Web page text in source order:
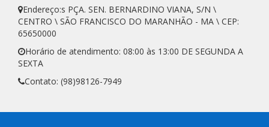
Endereço:s PÇA. SEN. BERNARDINO VIANA, S/N \
CENTRO \ SÃO FRANCISCO DO MARANHÃO - MA \ CEP:
65650000
Horário de atendimento: 08:00 às 13:00 DE SEGUNDA A
SEXTA
Contato: (98)98126-7949